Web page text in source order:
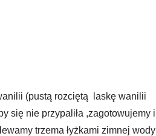
(pustą rozciętą laskę wanilii
się nie przypaliła ,zagotowujemy i
trzema łyżkami zimnej wody